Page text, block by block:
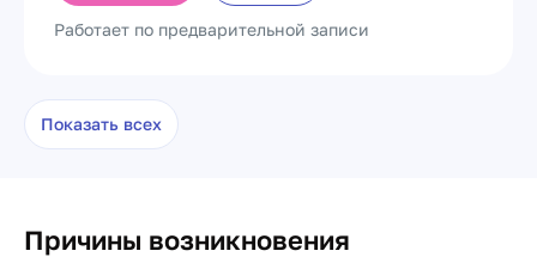
Работает по предварительной записи
Показать всех
Причины возникновения